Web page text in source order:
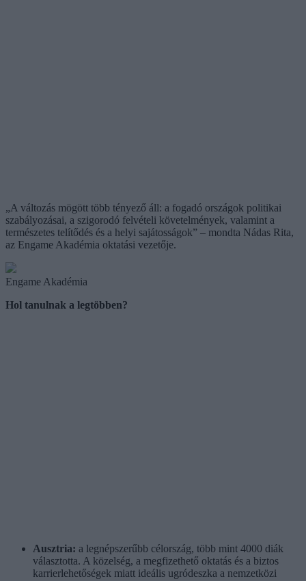
„A változás mögött több tényező áll: a fogadó országok politikai
szabályozásai, a szigorodó felvételi követelmények, valamint a
természetes telítődés és a helyi sajátosságok” – mondta Nádas Rita,
az Engame Akadémia oktatási vezetője.
Engame Akadémia
Hol tanulnak a legtöbben?
Ausztria: a legnépszerűbb célország, több mint 4000 diák
választotta. A közelség, a megfizethető oktatás és a biztos
karrierlehetőségek miatt ideális ugródeszka a nemzetközi